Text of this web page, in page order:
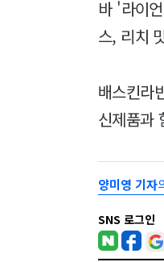
바 '라이
스, 리치
배스킨라
신제품과
양미영 기자
SNS 로그인